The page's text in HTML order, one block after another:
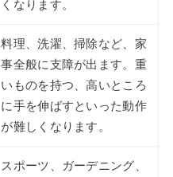
くなります。
料理、洗濯、掃除など、家
事全般に支障が出ます。重
いものを持つ、高いところ
に手を伸ばすといった動作
が難しくなります。
スポーツ、ガーデニング、